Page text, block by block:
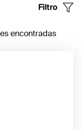
Filtro
encontradas